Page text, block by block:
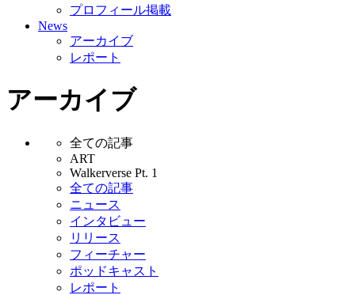
プロフィール掲載
News
アーカイブ
レポート
アーカイブ
全ての記事
ART
Walkerverse Pt. 1
全ての記事
ニュース
インタビュー
リリース
フィーチャー
ポッドキャスト
レポート